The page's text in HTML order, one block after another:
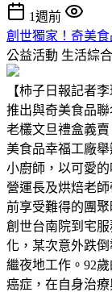
1週前
創世獨家！奇美
公益活動 生活綜合
【柿子日報記者
推出與奇美食品
老欉文旦禮盒義
美食品幸福工廠
小廚師，以可愛
營運長及烘焙老
前享受難得的團聚
創世台南院到宅
化，某次意外跌
繼夜地工作。92
癌症，在自身治